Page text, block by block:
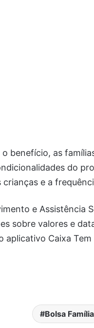
benefício, as
do
crianças e a
e Assistência
sobre valores e
aplicativo Caixa
Bolsa Família